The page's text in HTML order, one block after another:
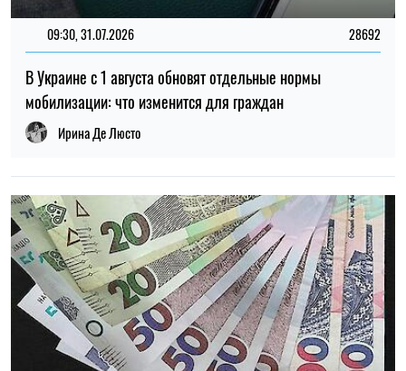
14:59, 05.08.2026
В Украине готовят пенсионную реформу: что изменится в
выплатах, накоплениях и специальных пенсиях
Ирина Де Люсто